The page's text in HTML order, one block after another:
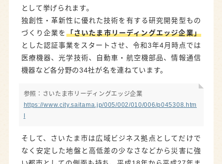
として挙げられます。
独創性・革新性に優れた技術を有する研究開発型もの
づくり企業を「さいたま市リーディングエッジ企業」
とした認証事業をスタートさせ、令和3年4月時点では
医療機器、光学技術、自動車・航空機部品、情報通信
機器など各分野の34社が名を連ねています。
参照：さいたま市リーディングエッジ企業
https://www.city.saitama.jp/005/002/010/006/p045308.htm
そして、さいたま市は広域ビジネス拠点としてだけで
なく安定した地盤と高低差の少なさなどから災害に強